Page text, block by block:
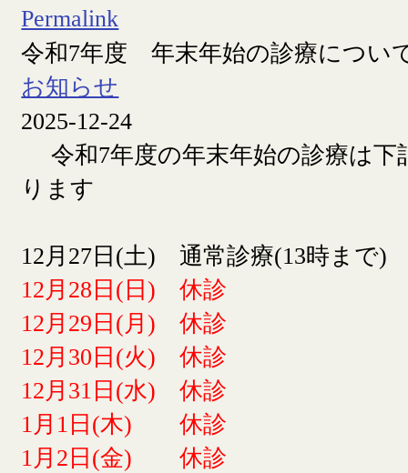
Permalink
令和7年度 年末年始の診療につい
お知らせ
2025-12-24
令和7年度の年末年始の診療は下
ります
12月27日(土) 通常診療(13時まで)
12月28日(日) 休診
12月29日(月) 休診
12月30日(火) 休診
12月31日(水) 休診
1月1日(木) 休診
1月2日(金) 休診